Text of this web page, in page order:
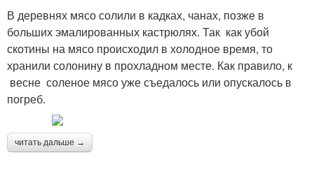
В деревнях мясо солили в кадках, чанах, позже в
больших эмалированных кастрюлях. Так как убой
скотины на мясо происходил в холодное время, то
хранили солонину в прохладном месте. Как правило, к
весне соленое мясо уже съедалось или опускалось в
погреб.
читать дальше →